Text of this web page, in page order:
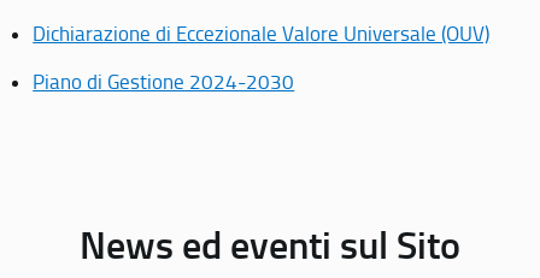
Dichiarazione di Eccezionale Valore Universale (OUV)
Piano di Gestione 2024-2030
News ed eventi sul Sito